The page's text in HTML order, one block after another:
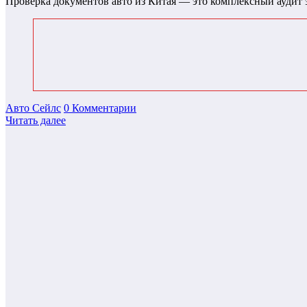
Авто Сейлс 0 Комментарии
Читать далее